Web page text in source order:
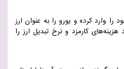
را وارد کرده و یورو را به عنوان ارز
کارمزد و نرخ تبدیل ارز را